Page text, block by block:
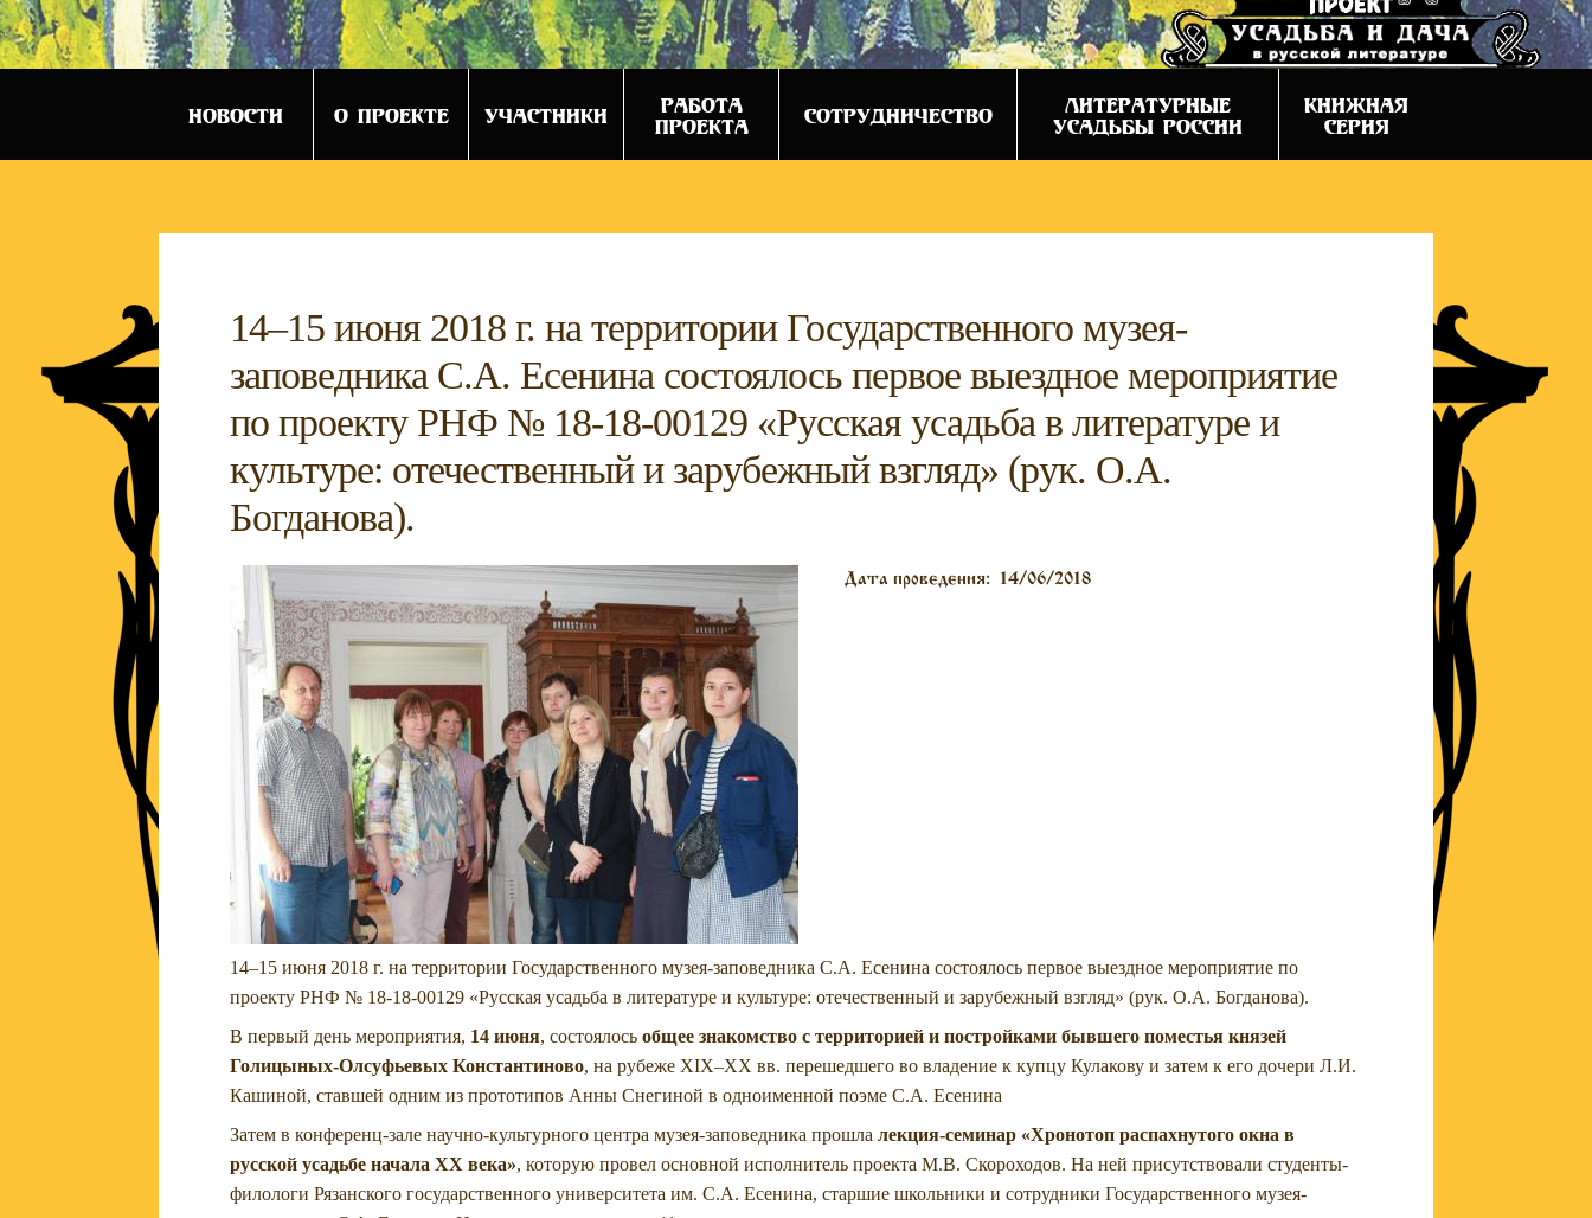
НОВОСТИ О ПРОЕКТЕ УЧАСТНИКИ
РАБОТА
ПРОЕКТА
СОТРУДНИЧЕСТВО
ЛИТЕРАТУРНЫЕ
УСАДЬБЫ РОССИИ
КНИЖНАЯ
СЕРИЯ
14–15 июня 2018 г. на территории Государственного музея-
заповедника С.А. Есенина состоялось первое выездное мероприятие
по проекту РНФ № 18-18-00129 «Русская усадьба в литературе и
культуре: отечественный и зарубежный взгляд» (рук. О.А.
Богданова).
Дата проведения: 14/06/2018
14–15 июня 2018 г. на территории Государственного музея-заповедника С.А. Есенина состоялось первое выездное мероприятие по
проекту РНФ № 18-18-00129 «Русская усадьба в литературе и культуре: отечественный и зарубежный взгляд» (рук. О.А. Богданова).
В первый день мероприятия, 14 июня, состоялосьобщее знакомство с территорией и постройками бывшего поместья князей
Голицыных-Олсуфьевых Константиново, на рубеже XIX–XX вв. перешедшего во владение к купцу Кулакову и затем к его дочери Л.И.
Кашиной, ставшей одним из прототипов Анны Снегиной в одноименной поэме С.А. Есенина
Затем в конференц-зале научно-культурного центра музея-заповедника прошлалекция-семинар «Хронотоп распахнутого окна в
русской усадьбе начала XX века», которую провел основной исполнитель проекта М.В. Скороходов. На ней присутствовали студенты-
филологи Рязанского государственного университета им. С.А. Есенина, старшие школьники и сотрудники Государственного музея-